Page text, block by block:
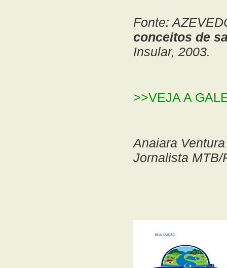
Fonte:
conceitos de
Insular, 2003.
>>VEJA A
Anaiara
Jornalista MTB/